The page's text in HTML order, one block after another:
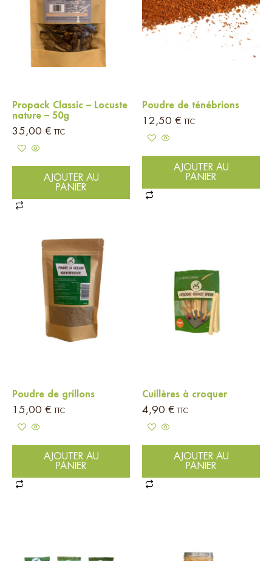
Propack Classic – Locuste
nature – 50g
35,00 € TTC
AJOUTER AU
PANIER
Poudre de ténébrions
12,50 € TTC
AJOUTER AU
PANIER
Poudre de grillons
15,00 € TTC
AJOUTER AU
PANIER
Cuillères à croquer
4,90 € TTC
AJOUTER AU
PANIER